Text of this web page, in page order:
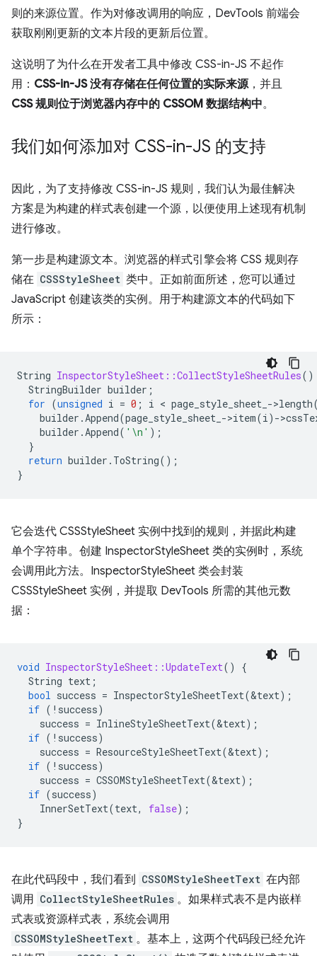
则的来源位置。作为对修改调用的响应，DevTools 前端会
获取刚刚更新的文本片段的更新后位置。
这说明了为什么在开发者工具中修改 CSS-in-JS 不起作
用： CSS-in-JS 没有存储在任何位置的实际来源，并且
CSS 规则位于浏览器内存中的 CSSOM 数据结构中。
我们如何添加对 CSS-in-JS 的支持
因此，为了支持修改 CSS-in-JS 规则，我们认为最佳解决
方案是为构建的样式表创建一个源，以便使用上述现有机制
进行修改。
第一步是构建源文本。浏览器的样式引擎会将 CSS 规则存
储在 CSSStyleSheet 类中。正如前面所述，您可以通过
JavaScript 创建该类的实例。用于构建源文本的代码如下
所示：
String InspectorStyleSheet::CollectStyleSheetRules()
StringBuilder builder ;
for (unsigned i = 0 ; i < page_style_sheet_ ->length
builder .Append(page_style_sheet_ ->item(i) ->
builder .Append( '\n' );
}
return builder . ToString();
}
它会迭代 CSSStyleSheet 实例中找到的规则，并据此构建
单个字符串。创建 InspectorStyleSheet 类的实例时，系统
会调用此方法。InspectorStyleSheet 类会封装
CSSStyleSheet 实例，并提取 DevTools 所需的其他元数
据：
void InspectorStyleSheet::UpdateText()
{
String text ;
bool success = InspectorStyleSheetText(&text);
if ( ! success)
success = InlineStyleSheetText(&text);
if ( ! success)
success = ResourceStyleSheetText(&text);
if ( ! success)
success = CSSOMStyleSheetText(&text);
if (success)
InnerSetText(text, false);
}
在此代码段中，我们看到 CSSOMStyleSheetText 在内部
调用 CollectStyleSheetRules 。如果样式表不是内嵌样
式表或资源样式表，系统会调用
CSSOMStyleSheetText 。基本上，这两个代码段已经允许